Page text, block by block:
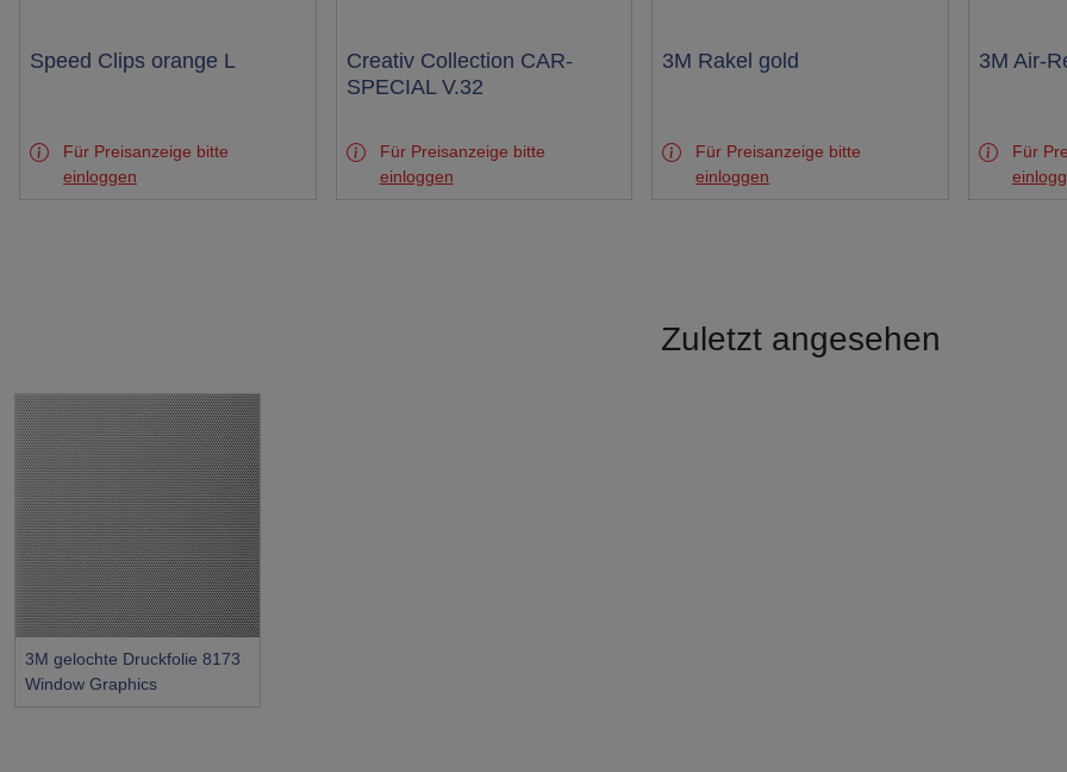
Test
Speed Clips orange L
Für Preisanzeige bitte
einloggen
Test
Creativ Collection CAR-
SPECIAL V.32
Für Preisanzeige bitte
einloggen
Test
3M Rakel gold
Für Preisanzeige bitte
einloggen
Test
3M Air-
Für
Zuletzt angesehen
3M gelochte Druckfolie 8173
Window Graphics